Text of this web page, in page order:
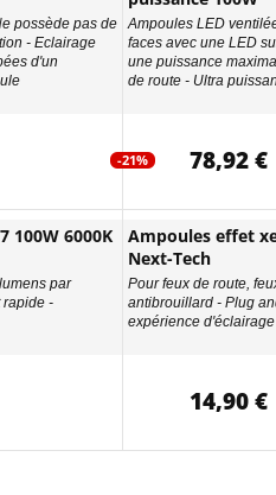
possède pas de
- Eclairage
d'un
Ampoules LED
faces avec une LED
une puissance
de route - Ultra
-21% 78,92 €
100W 6000K
par
rapide -
Ampoules effet
Next-Tech
Pour feux de route,
antibrouillard - Plug
expérience
14,90 €